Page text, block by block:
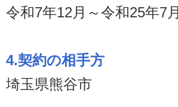
令和7年12月～令和25年7月
4.契約の相手方
埼玉県熊谷市